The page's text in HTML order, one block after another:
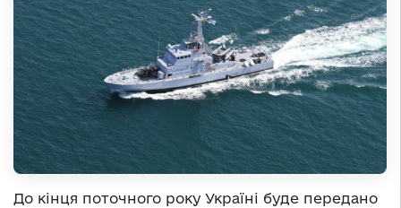
До кінця поточного року Україні буде передано